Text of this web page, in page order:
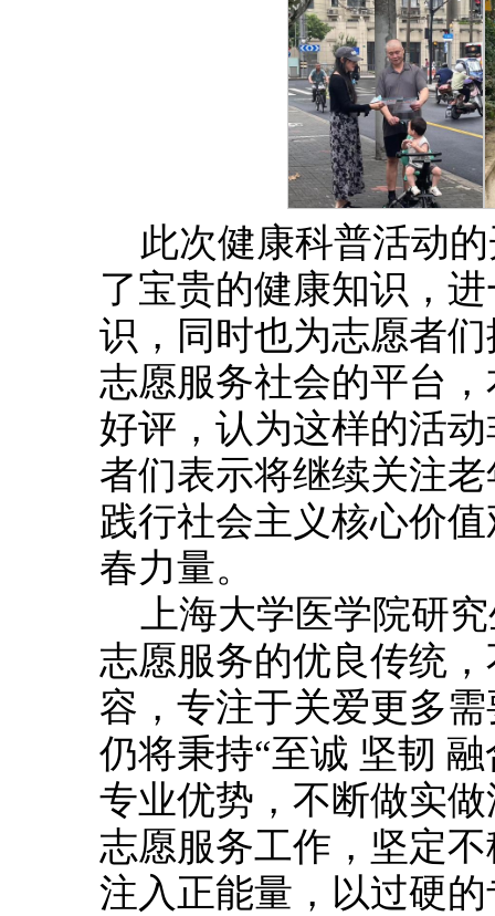
此次健康科普活动
了宝贵的健康知识，
识，同时也为志愿者
志愿服务社会的平台
好评，认为这样的活
者们表示将继续关注
践行社会主义核心价
春力量。
上海大学医学院研
志愿服务的优良传统
容，专注于关爱更多
仍将秉持“至诚 坚韧
专业优势，不断做实
志愿服务工作，坚定
注入正能量，以过硬